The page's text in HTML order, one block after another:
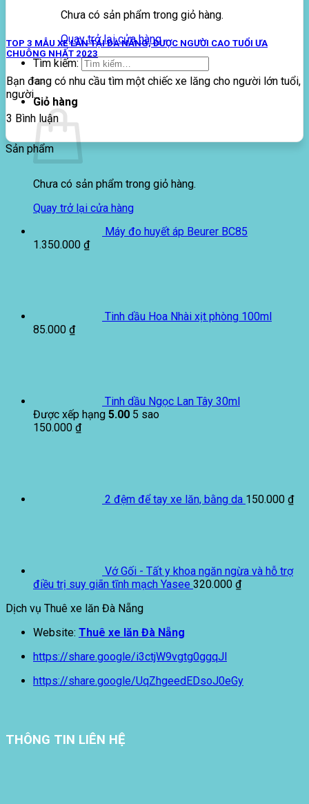
Chưa có sản phẩm trong giỏ hàng.
Quay trở lại cửa hàng
Tìm kiếm:
Giỏ hàng
Chưa có sản phẩm trong giỏ hàng.
Quay trở lại cửa hàng
TOP 3 MẪU XE LĂN TẠI ĐÀ NẴNG, ĐƯỢC NGƯỜI CAO TUỔI ƯA
CHUÔNG NHẤT 2023
Bạn đang có nhu cầu tìm một chiếc xe lăng cho người lớn tuổi,
người...
3 Bình luận
Sản phẩm
Máy đo huyết áp Beurer BC85
1.350.000 ₫
Tinh dầu Hoa Nhài xịt phòng 100ml
85.000 ₫
Tinh dầu Ngọc Lan Tây 30ml
Được xếp hạng 5.00 5 sao
150.000 ₫
2 đệm để tay xe lăn, bằng da 150.000 ₫
Vớ Gối - Tất y khoa ngăn ngừa và hỗ trợ
điều trị suy giãn tĩnh mạch Yasee 320.000 ₫
Dịch vụ Thuê xe lăn Đà Nẵng
Website: Thuê xe lăn Đà Nẵng
https://share.google/i3ctjW9vgtg0ggqJl
https://share.google/UqZhgeedEDsoJ0eGy
THÔNG TIN LIÊN HỆ